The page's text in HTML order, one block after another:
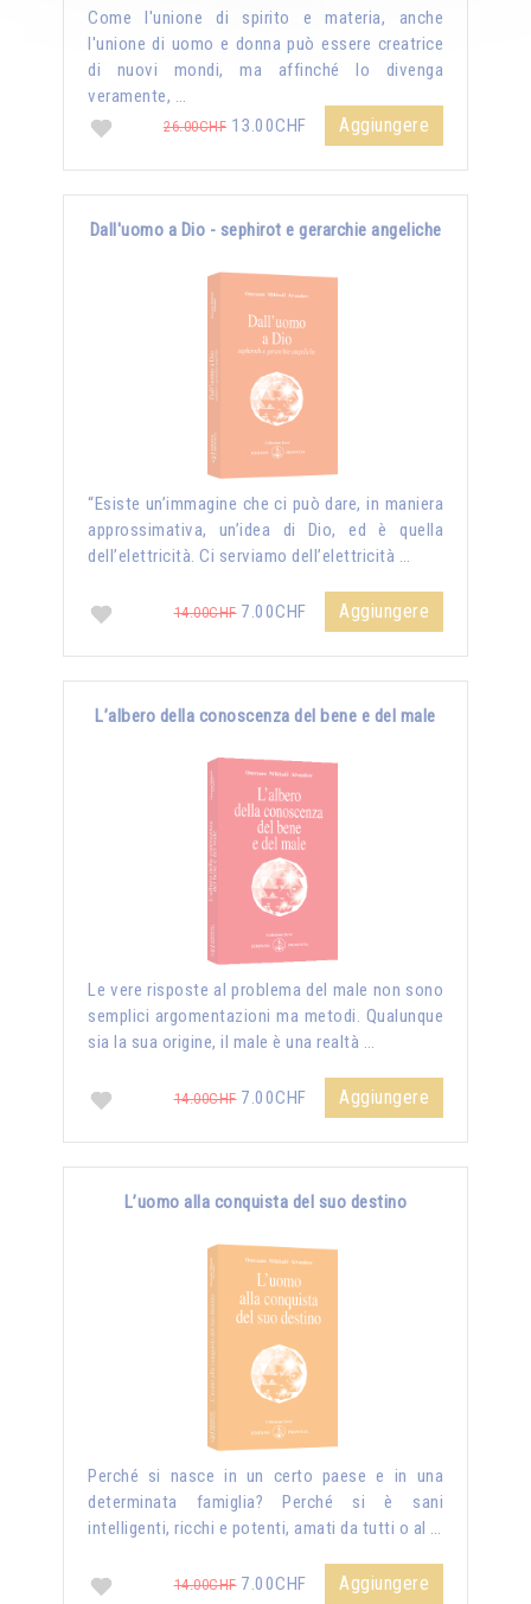
Come l'unione di spirito e materia, anche
l'unione di uomo e donna può essere creatrice
di nuovi mondi, ma affinché lo divenga
veramente, …
26.00CHF 13.00CHF Aggiungere
Dall'uomo a Dio - sephirot e gerarchie angeliche
“Esiste un’immagine che ci può dare, in maniera
approssimativa, un’idea di Dio, ed è quella
dell’elettricità. Ci serviamo dell’elettricità …
14.00CHF7.00CHF Aggiungere
L’albero della conoscenza del bene e del male
Le vere risposte al problema del male non sono
semplici argomentazioni ma metodi. Qualunque
sia la sua origine, il male è una realtà …
14.00CHF7.00CHF Aggiungere
L’uomo alla conquista del suo destino
Perché si nasce in un certo paese e in una
determinata famiglia? Perché si è sani
intelligenti, ricchi e potenti, amati da tutti o al …
14.00CHF7.00CHF Aggiungere